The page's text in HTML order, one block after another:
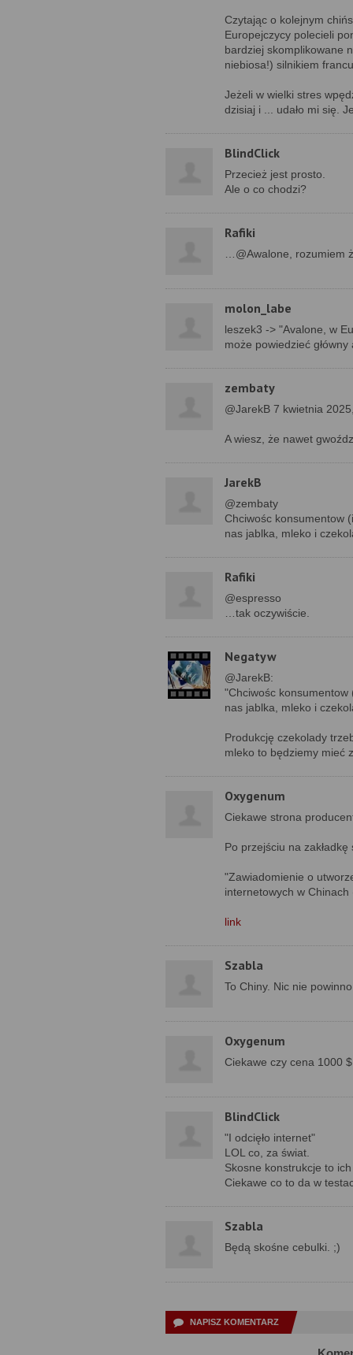
Czytając o kolejnym
Europejczycy polecieli
bardziej skomplikowane
niebiosa!) silnikiem
Jeżeli w wielki stres
dzisiaj i ... udało mi się.
BlindClick
Przecież jest prosto.
Ale o co chodzi?
Rafiki
…@Awalone, rozumiem
molon_labe
leszek3 -> "Avalone, w
może powiedzieć
zembaty
@JarekB 7 kwietnia
A wiesz, że nawet
JarekB
@zembaty
Chciwośc konsumentow
nas jablka, mleko i
Rafiki
@espresso
…tak oczywiście.
Negatyw
@JarekB:
"Chciwośc konsumentow
nas jablka, mleko i
Produkcję czekolady
mleko to będziemy mieć
Oxygenum
Ciekawe strona
Po przejściu na
"Zawiadomienie o
internetowych w Chinach
link
Szabla
To Chiny. Nic nie
Oxygenum
Ciekawe czy cena 1000
BlindClick
"I odcięło internet"
LOL co, za świat.
Skosne konstrukcje to
Ciekawe co to da w
Szabla
Będą skośne cebulki. ;)
NAPISZ KOMENTARZ